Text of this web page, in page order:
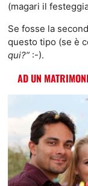
(magari il
Se fosse la
questo tipo (se è
qui?”:-).
AD UN